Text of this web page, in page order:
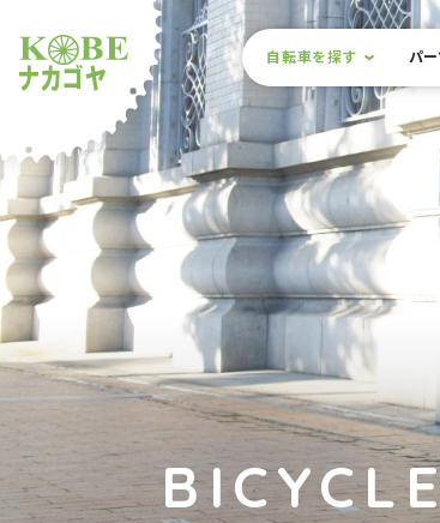
ショップナカゴヤ
サイト内メニ
本文までスキップ
自転車を探す パ